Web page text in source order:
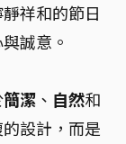
祥和的節日
誠意。
簡潔 、 自然和
設計，而是